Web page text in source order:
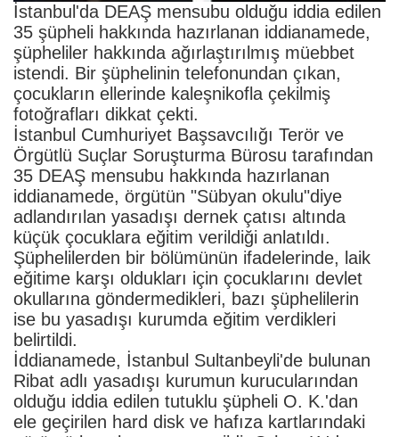
İstanbul'da DEAŞ mensubu olduğu iddia edilen
35 şüpheli hakkında hazırlanan iddianamede,
şüpheliler hakkında ağırlaştırılmış müebbet
istendi. Bir şüphelinin telefonundan çıkan,
çocukların ellerinde kaleşnikofla çekilmiş
fotoğrafları dikkat çekti.
İstanbul Cumhuriyet Başsavcılığı Terör ve
Örgütlü Suçlar Soruşturma Bürosu tarafından
35 DEAŞ mensubu hakkında hazırlanan
iddianamede, örgütün "Sübyan okulu"diye
adlandırılan yasadışı dernek çatısı altında
küçük çocuklara eğitim verildiği anlatıldı.
Şüphelilerden bir bölümünün ifadelerinde, laik
eğitime karşı oldukları için çocuklarını devlet
okullarına göndermedikleri, bazı şüphelilerin
ise bu yasadışı kurumda eğitim verdikleri
belirtildi.
İddianamede, İstanbul Sultanbeyli'de bulunan
Ribat adlı yasadışı kurumun kurucularından
olduğu iddia edilen tutuklu şüpheli O. K.'dan
ele geçirilen hard disk ve hafıza kartlarındaki